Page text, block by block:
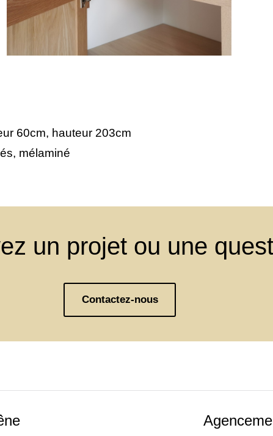
60cm, hauteur 203cm
mélaminé
un projet ou une
Contactez-nous